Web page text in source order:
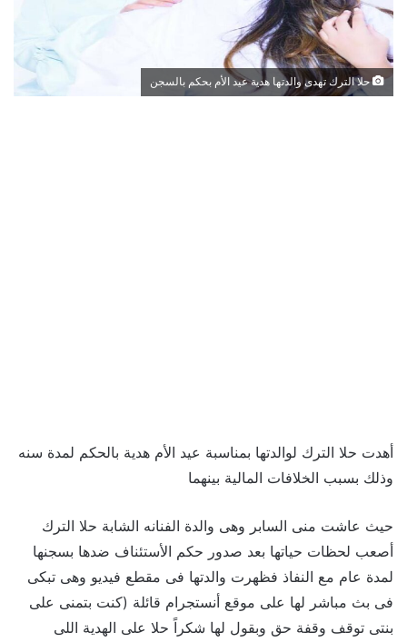
حلا الترك تهدى والدتها هدية عيد الأم بحكم بالسجن
أهدت حلا الترك لوالدتها بمناسبة عيد الأم هدية بالحكم لمدة سنه
وذلك بسبب الخلافات المالية بينهما
حيث عاشت منى السابر وهى والدة الفنانه الشابة حلا الترك
أصعب لحظات حياتها بعد صدور حكم الأستئناف ضدها بسجنها
لمدة عام مع النفاذ فظهرت والدتها فى مقطع فيديو وهى تبكى
فى بث مباشر لها على موقع أنستجرام قائلة (كنت بتمنى على
بنتى توقف وقفة حق وبقول لها شكراً حلا على الهدية اللى